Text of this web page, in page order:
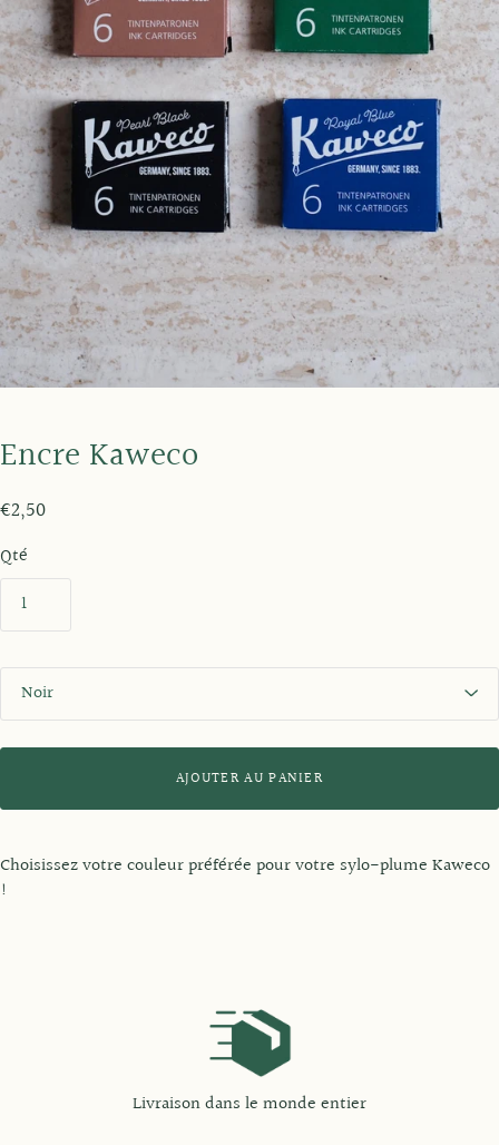
Encre Kaweco
€2,50
Qté
C
u
l
u
AJOUTER AU PANIER
Choisissez votre couleur préférée pour votre sylo-plume Kaweco
!
Livraison dans le monde entier